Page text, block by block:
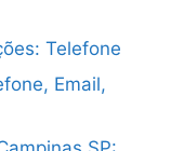
Telefone
Email,